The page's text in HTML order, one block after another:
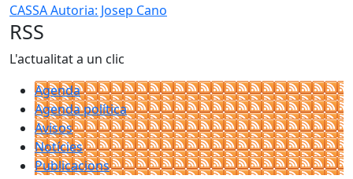
CASSAAutoria: Josep Cano
RSS
L'actualitat a un clic
Agenda
Agenda política
Avisos
Notícies
Publicacions